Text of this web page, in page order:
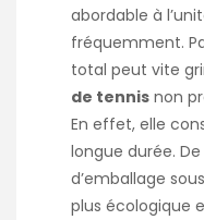
abordable à
fréquemment.
total peut vite
de tennis non
En effet, elle
longue durée.
d’emballage
plus écologique